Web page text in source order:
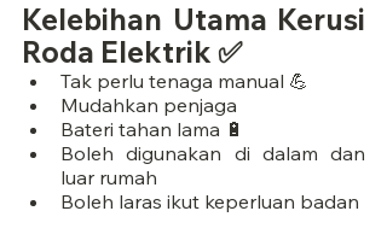
Kelebihan Utama Kerusi
Roda Elektrik ✅
Tak perlu tenaga manual 💪
Mudahkan penjaga
Bateri tahan lama 🔋
Boleh digunakan di dalam dan
luar rumah
Boleh laras ikut keperluan badan